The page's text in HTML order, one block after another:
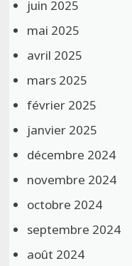
juin 2025
mai 2025
avril 2025
mars 2025
février 2025
janvier 2025
décembre 2024
novembre 2024
octobre 2024
septembre 2024
août 2024